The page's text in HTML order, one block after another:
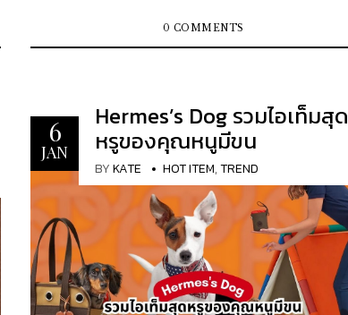
เศรษฐกิจโลกในปี 2023 เสี่ยงต่อภาวะถดถอยสูง แต่ไม่
น่าเชื่อว่าธุรกิจ "สินค้าแบรนด์หรู" จะยังยืนหยัดตอบ
ฟุ่มเฟือย แต่มันคือสินทรัพย์ที่สามารถนำมาลงทุน สร้
เม็ดเงินให้งอกเงยได้ ในธุรกิจสินค้าลักชัวรี่ ซึ่งแม้จะได้
รับผลกระทบจาก Covid 19 แต่ก็ยังสามารถฟื้นตัวแล
รับการตอบรับจากผู้บริโภคอย่างสม่ำเสมอ
ขอเสนอ 10 อันดับแบรนด์หรูระดับโลก ซึ่งมียอดซื้อ
ที่สุดในประเทศไทย ครึ่งปีแรกของปี 2024 Luxury
Brand แบรนด์หรูคือบริษัทที่จัดจำหน่าย / ผลิต
ผลิตภัณฑ์และให้บริการระดับพรีเมียม ระดับไฮเอน
ผู้บริโภค ซึ่งมีความแตกต่างจากสินค้าทั่วไปในท้อง
เนื่องจากคุณภาพและงานฝีมือที่เหนือกว่า แบรนด์เ
0 COMMENTS
6
JAN
Hermes’s Dog รวมไอเท็มสุด
หรูของคุณหนูมีขน
BYKATE HOT ITEM,TREND